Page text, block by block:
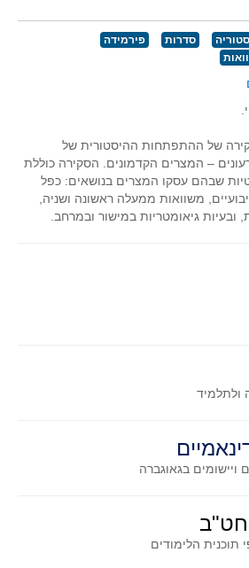
סדרות
פירמידה
של ההתפתחות ההיסטורית של
– המצרים הקדמונים. הסקירה כוללת
שבהם עסקו המצרים בנושאים: כפל
משוואות ממעלה ראשונה ושניה,
ובעיות גיאומטריות במישור ובמרחב.
ולתלמיד
ויישומים בגאוגברה
חט"ב
תוכנית הלימודים